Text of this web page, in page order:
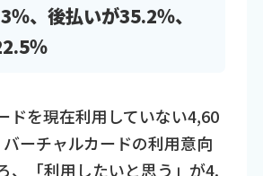
％、後払いが35.2％、
％
ドを現在利用していない4,60
ーチャルカードの利用意向
、「利用したいと思う」が4.